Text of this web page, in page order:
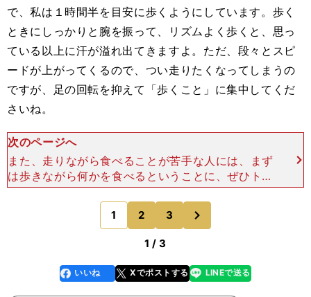
で、私は１時間半を目安に歩くようにしています。歩く
ときにしっかりと腕を振って、リズムよく歩くと、思っ
ている以上に汗が溢れ出てきますよ。ただ、段々とスピ
ードが上がってくるので、つい走りたくなってしまうの
ですが、足の回転を抑えて「歩くこと」に集中してくだ
さいね。
次のページへ
また、走りながら食べることが苦手な人には、まず
は歩きながら何かを食べるということに、ぜひトラ
イしてほしいです。市民ランナーの方と話している
と、「走っていると固形物を食べられない」という
意見をよく耳にし
1 2 3
1 / 3
faceboo
k
いいね Xでポストする
line LINEで送る